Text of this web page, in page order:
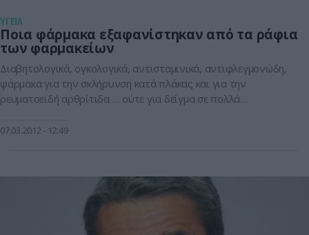
ΥΓΕΙΑ
Ποια φάρμακα εξαφανίστηκαν από τα ράφια
των φαρμακείων
Διαβητολογικά, ογκολογικά, αντισταμινικά, αντιφλεγμονώδη,
φάρμακα για την σκλήρυνση κατά πλάκας και για την
ρευματοειδή αρθρίτιδα … ούτε για δείγμα σε πολλά
Πρόεδρος του Φαρμακευτικού Συλλόγου Αχαϊας Ανδρέας
αδειάσει τα ράφια […]
07.03.2012 12:49